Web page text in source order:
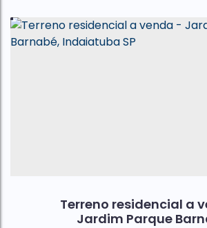
Terreno residencial a
Jardim Parque